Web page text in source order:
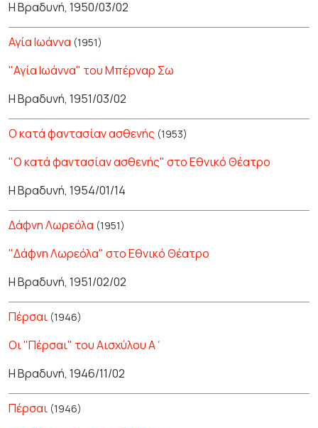
Η Βραδυνή, 1950/03/02
Αγία Ιωάννα (1951)
"Αγία Ιωάννα" του Μπέρναρ Σω
Η Βραδυνή, 1951/03/02
Ο κατά φαντασίαν ασθενής (1953)
"Ο κατά φαντασίαν ασθενής" στο Εθνικό Θέατρο
Η Βραδυνή, 1954/01/14
Δάφνη Λωρεόλα (1951)
"Δάφνη Λωρεόλα" στο Εθνικό Θέατρο
Η Βραδυνή, 1951/02/02
Πέρσαι (1946)
Οι "Πέρσαι" του Αισχύλου Α΄
Η Βραδυνή, 1946/11/02
Πέρσαι (1946)